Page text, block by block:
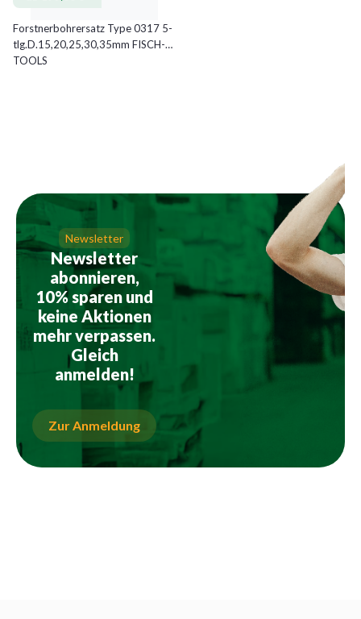
Forstnerbohrersatz Type 0317 5-
tlg.D.15,20,25,30,35mm FISCH-
TOOLS
Newsletter
Newsletter
abonnieren,
10% sparen und
keine Aktionen
mehr verpassen.
Gleich
anmelden!
Zur Anmeldung